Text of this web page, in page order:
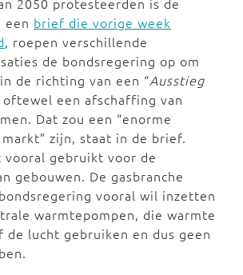
een brief die vorige week
, roepen verschillende
de bondsregering op om
de richting van een “Ausstieg
oftewel een afschaffing van
Dat zou een “enorme
zijn, staat in de brief.
vooral gebruikt voor de
gebouwen. De gasbranche
vooral wil inzetten
warmtepompen, die warmte
de lucht gebruiken en dus geen